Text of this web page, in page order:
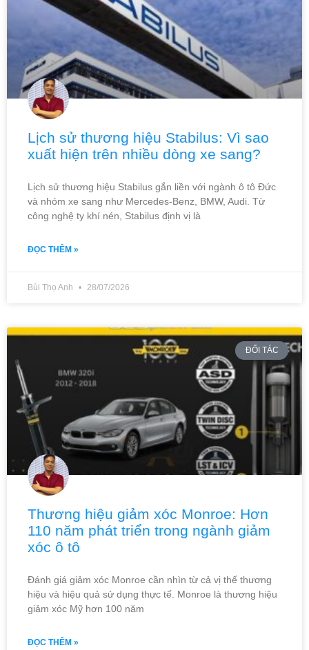
Lịch sử thương hiệu Stabilus: Vì sao
xuất hiện trên nhiều dòng xe sang?
Lịch sử thương hiệu Stabilus gắn liền với ngành ô tô Đức
và nhóm xe sang như Mercedes-Benz, BMW, Audi. Từ
công nghệ ty khí nén, Stabilus định vị là
ĐỌC THÊM »
Bùi Thọ Anh 28/07/2026
ĐỐI TÁC
Thương hiệu giảm xóc Monroe: Hơn
110 năm phát triển trong ngành giảm
xóc ô tô
Đánh giá giảm xóc Monroe cần nhìn từ cả vị thế thương
hiệu và hiệu quả sử dụng thực tế. Monroe là thương hiệu
giảm xóc Mỹ hơn 100 năm
ĐỌC THÊM »